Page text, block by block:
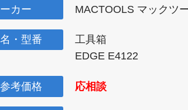
カー MACTOOLS マックツ
・型番
工具箱
EDGE E4122
考価格 応相談